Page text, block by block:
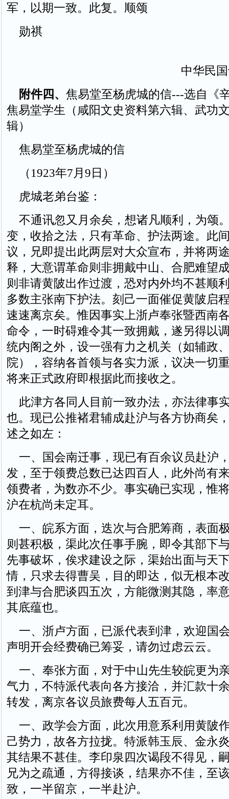
军，以期一致。此复。顺颂
勋祺
中华民
附件四、 焦易堂至杨虎城的信---选自《
焦易堂学生（咸阳文史资料第六辑、武功
辑）
焦易堂至杨虎城的信
（1923年7月9日）
虎城老弟台鉴：
不通讯忽又月余矣，想诸凡顺利，为颂
变，收拾之法，只有革命、护法两途。此
议，兄即提出此两层对大众宣布，并将两
释，大意谓革命则非拥戴中山、合肥难望
则非请黄陂出作过渡，恐对内外均不甚顺
多数主张南下护法。刻己一面催促黄陂启
速速离京矣。惟因事实上浙卢奉张暨西南
命令，一时碍难令其一致拥戴，遂另得以
统内阁之外，设一强有力之机关（如辅政
院），容纳各首领与各实力派，议决一切
将来正式政府即根据此而接收之。
此津方各同人目前一致办法，亦法律事
也。现已公推褚君辅成赴沪与各方协商矣
述之如左：
一、国会南迁事，现已有百余议员赴沪
发，至于领费总数已达四百人，此外尚有
领费者，为数亦不少。事实确已实现，惟
沪在杭尚未定耳。
一、皖系方面，迭次与合肥筹商，表面
则甚积极，渠此次任事手腕，即令其部下
先事破坏，俟求建设之际，渠始出面与天
情，只求去得曹吴，目的即达，似无根本
到津与合肥谈四五次，方能微测其隐，率
其底蕴也。
一、浙卢方面，已派代表到津，欢迎国
声明开会经费确已筹妥，请勿过虑云云。
一、奉张方面，对于中山先生较皖更为
气力，不特派代表向各方接洽，并汇款十
转发，离京各议员旅费每人五百元。
一、政学会方面，此次用意系利用黄陂
己势力，故各方拉拢。特派韩玉辰、金永
其结果不甚佳。李印泉四次谒段不得见，
兄为之疏通，方得接谈，结果亦不佳，至
致，一半留京，一半赴沪。